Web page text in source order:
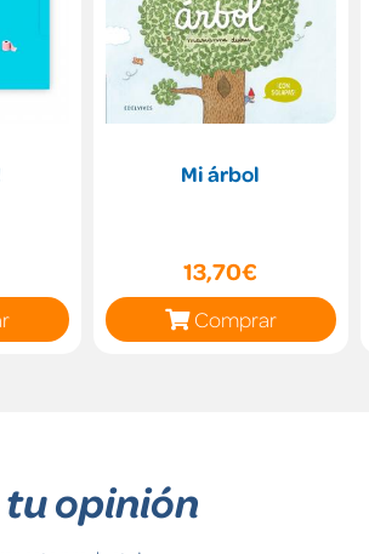
Mi árbol
13,70€
Comprar
opinión